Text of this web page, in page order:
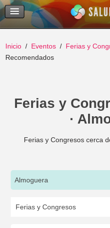
Temas Recientes
Buscar
Inicio Eventos Ferias y
Recomendados
Ferias y
·
Ferias y Congresos cerca
Almoguera